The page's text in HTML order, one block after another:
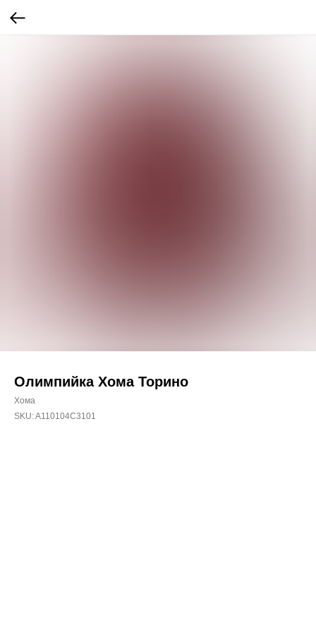
Олимпийка Хома Торино
Хома
SKU:A110104C3101